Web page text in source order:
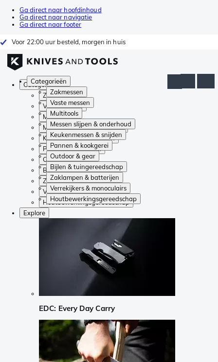
Ga direct naar hoofdinhoud
Ga direct naar navigatie
Ga direct naar footer
Voor 22:00 uur besteld, morgen in huis
Categorieën
Zakmessen
Vaste messen
Multitools
Messen slijpen & onderhoud
Keukenmessen & snijden
Pannen & kookgerei
Outdoor & gear
Bijlen & tuingereedschap
Zaklampen & batterijen
Verrekijkers & monoculairs
Houtbewerkingsgereedschap
Categorieën
Zakmessen
Vaste messen
Multitools
Messen slijpen & onderhoud
Keukenmessen & snijden
Pannen & kookgerei
Outdoor & gear
Bijlen & tuingereedschap
Zaklampen & batterijen
Verrekijkers & monoculairs
Houtbewerkingsgereedschap
Explore
EDC: Every Day Carry